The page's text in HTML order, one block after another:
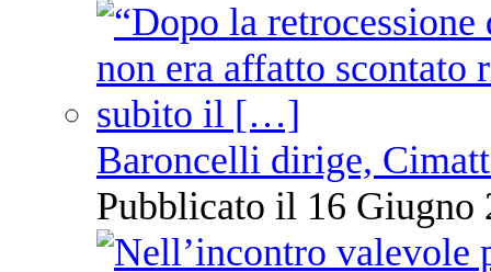
Baroncelli dirige,
Pubblicato il 16 Giugno